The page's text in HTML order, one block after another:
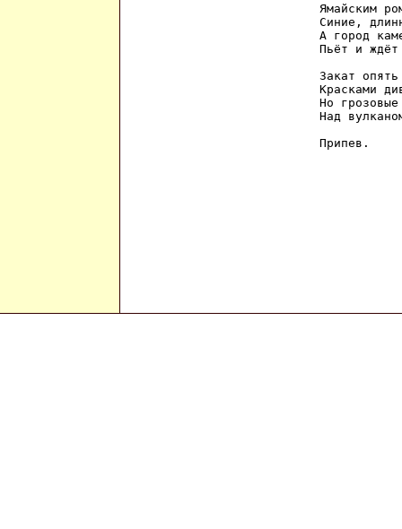
Ямайским
Синие,
А город
Пьёт и
Закат
Красками
Но
Над
Припев.